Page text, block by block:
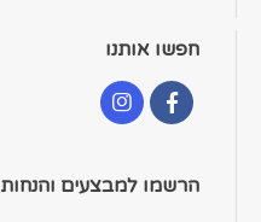
חפשו אותנו
הרשמו למבצעים והנחות